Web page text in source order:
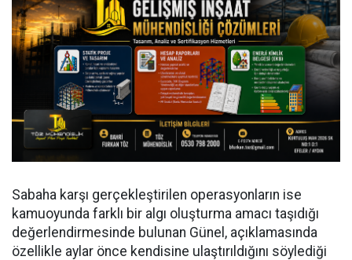
Sabaha karşı gerçekleştirilen operasyonların ise
kamuoyunda farklı bir algı oluşturma amacı taşıdığı
değerlendirmesinde bulunan Günel, açıklamasında
özellikle aylar önce kendisine ulaştırıldığını söylediği